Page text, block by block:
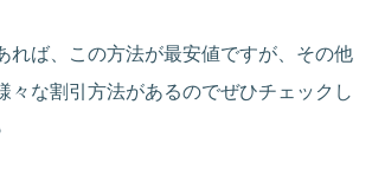
れば、この方法が最安値ですが、その他
々な割引方法があるのでぜひチェックし